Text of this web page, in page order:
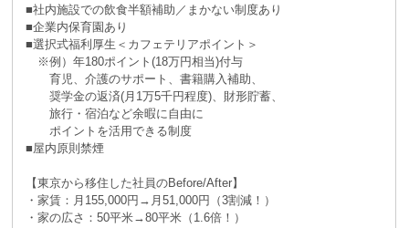
■社内施設での飲食半額補助／まかない制度あり
■企業内保育園あり
■選択式福利厚生＜カフェテリアポイント＞
※例）年180ポイント(18万円相当)付与
育児、介護のサポート、書籍購入補助、
奨学金の返済(月1万5千円程度)、財形貯蓄、
旅行・宿泊など余暇に自由に
ポイントを活用できる制度
■屋内原則禁煙
【東京から移住した社員のBefore/After】
・家賃：月155,000円→月51,000円（3割減！）
・家の広さ：50平米→80平米（1.6倍！）